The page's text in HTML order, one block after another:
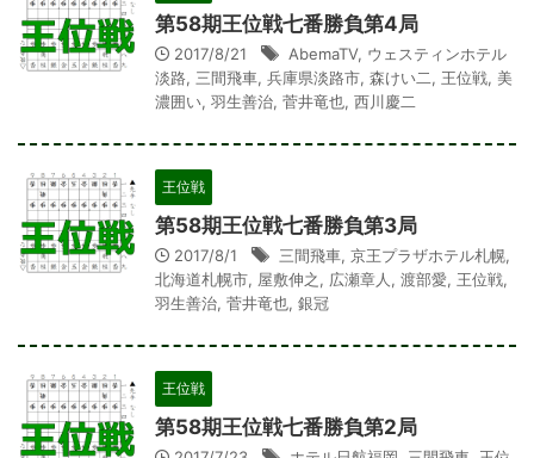
第58期王位戦七番勝負第4局
2017/8/21 AbemaTV, ウェスティンホテル
淡路, 三間飛車, 兵庫県淡路市, 森けい二, 王位戦, 美
濃囲い, 羽生善治, 菅井竜也, 西川慶二
王位戦
第58期王位戦七番勝負第3局
2017/8/1 三間飛車, 京王プラザホテル札幌,
北海道札幌市, 屋敷伸之, 広瀬章人 , 渡部愛, 王位戦,
羽生善治, 菅井竜也, 銀冠
王位戦
第58期王位戦七番勝負第2局